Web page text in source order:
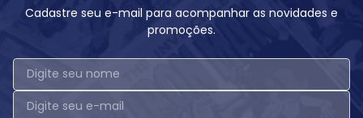
Cadastre seu e-mail para acompanhar as novidades e
promoções.